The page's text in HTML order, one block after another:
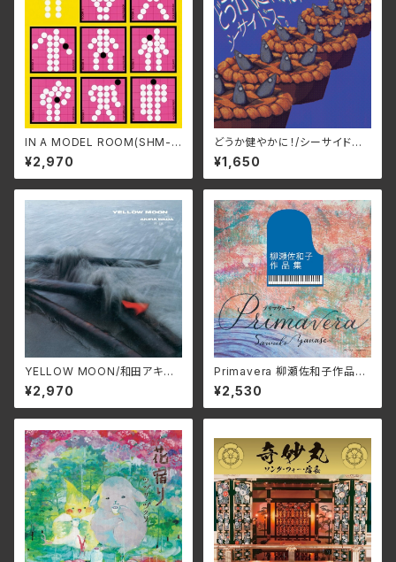
IN A MODEL ROOM(SHM-C
D EDITION)/P-MODEL SS
-1001A(仕様:SHM-CD)
¥2,970
どうか健やかに！/シーサイドス
ー。 ROJI-003(仕様:CD)
¥1,650
YELLOW MOON/和田アキ
ラ ALT-527C(仕様:CD)
¥2,970
Primavera 柳瀬佐和子作品集/
ユーオーディア・アンサンブル、
蜷川いづみ、工藤美穂、Duo FR
IEDEN MCDN-1171(仕様:C
¥2,530